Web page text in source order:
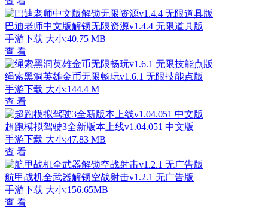
巴迪老师中文版解锁无限资源v1.4.4 无限道具版
手游下载 大小:40.75 MB
查 看
绳索黑洞英雄金币无限畅玩v1.6.1 无限技能点版
手游下载 大小:144.4 M
查 看
超跑模拟驾驶3全新版本上线v1.04.051 中文版
手游下载 大小:47.83 MB
查 看
航甲战机全武器解锁空战射击v1.2.1 无广告版
手游下载 大小:156.65MB
查 看